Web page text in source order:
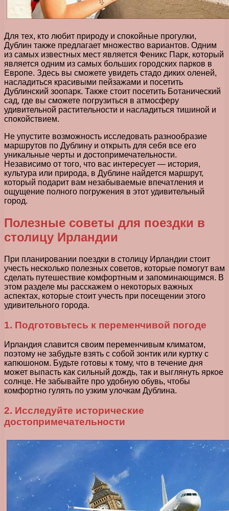
Для тех, кто любит природу и спокойные прогулки,
Дублин также предлагает множество вариантов. Одним
из самых известных мест является Феникс Парк, который
является одним из самых больших городских парков в
Европе. Здесь вы сможете увидеть стадо диких оленей,
насладиться красивыми пейзажами и посетить
Дублинский зоопарк. Также стоит посетить Ботанический
сад, где вы сможете погрузиться в атмосферу
удивительной растительности и насладиться тишиной и
спокойствием.
Не упустите возможность исследовать разнообразие
маршрутов по Дублину и открыть для себя все его
уникальные черты и достопримечательности.
Независимо от того, что вас интересует — история,
культура или природа, в Дублине найдется маршрут,
который подарит вам незабываемые впечатления и
ощущение полного погружения в этот удивительный
город.
Полезные советы для поездки в
столицу Ирландии
При планировании поездки в столицу Ирландии стоит
учесть несколько полезных советов, которые помогут вам
сделать путешествие комфортным и запоминающимся. В
этом разделе мы расскажем о некоторых важных
аспектах, которые стоит учесть при посещении этого
удивительного города.
1. Подготовьтесь к переменчивой погоде
Ирландия славится своим переменчивым климатом,
поэтому не забудьте взять с собой зонтик или куртку с
капюшоном. Будьте готовы к тому, что в течение дня
может выпасть как сильный дождь, так и выглянуть яркое
солнце. Не забывайте про удобную обувь, чтобы
комфортно гулять по узким улочкам Дублина.
2. Исследуйте исторические
достопримечательности